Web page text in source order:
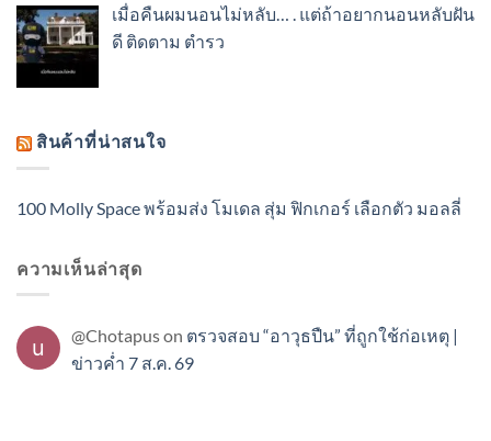
เมื่อคืนผมนอนไม่หลับ… . แต่ถ้าอยากนอนหลับฝัน
ดี ติดตาม ตำรว
สินค้าที่น่าสนใจ
100 Molly Space พร้อมส่ง โมเดล สุ่ม ฟิกเกอร์ เลือกตัว มอลลี่
ความเห็นล่าสุด
@Chotapuson ตรวจสอบ “อาวุธปืน” ที่ถูกใช้ก่อเหตุ |
ข่าวค่ำ 7 ส.ค. 69